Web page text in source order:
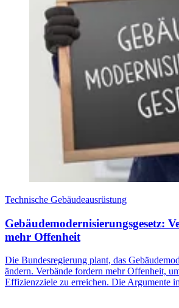
Technische Gebäudeausrüstung
Gebäudemodernisierungsgesetz:
mehr Offenheit
Die Bundesregierung plant, das
ändern. Verbände fordern mehr Offenheit,
Effizienzziele zu erreichen. Die Argumente